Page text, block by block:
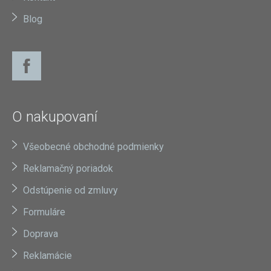
Blog
O nakupovaní
Všeobecné obchodné podmienky
Reklamačný poriadok
Odstúpenie od zmluvy
Formuláre
Doprava
Reklamácie